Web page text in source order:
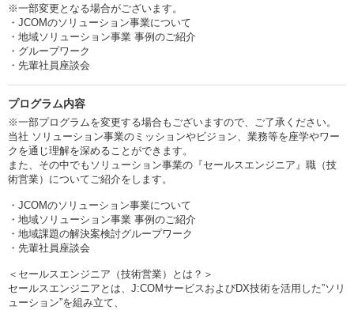
※一部変更となる場合がございます。
・JCOMのソリューション事業について
・地域ソリューション事業 事例のご紹介
・グループワーク
・先輩社員座談会
プログラム内容
※一部プログラムを変更する場合もございますので、ご了承ください。
当社 ソリューション事業のミッションやビジョン、業務等を座学やワー
クを通じ理解を深めることができます。
また、その中でもソリューション事業の『セールスエンジニア』職（技
術営業）についてご紹介をします。
・JCOMのソリューション事業について
・地域ソリューション事業 事例のご紹介
・地域課題の解決案検討グループワーク
・先輩社員座談会
＜セールスエンジニア（技術営業）とは？＞
セールスエンジニアとは、J:COMサービスおよびDX技術を活用した”ソリ
ューション”を組み立て、